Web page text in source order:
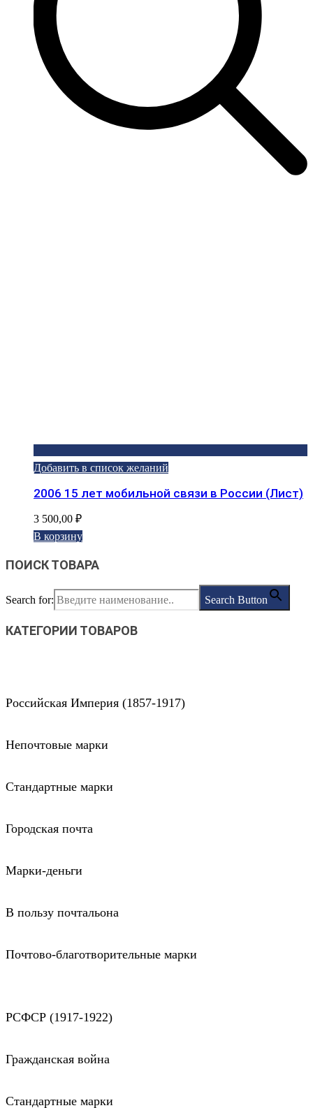
Добавить в список желаний
2006 15 лет мобильной связи в России (Лист)
3 500,00 ₽
В корзину
ПОИСК ТОВАРА
Search for: Search Button
КАТЕГОРИИ ТОВАРОВ
Российская Империя (1857-1917)
Непочтовые марки
Стандартные марки
Городская почта
Марки-деньги
В пользу почтальона
Почтово-благотворительные марки
РСФСР (1917-1922)
Гражданская война
Стандартные марки